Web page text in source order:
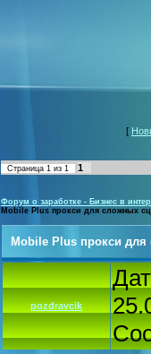
[
Страница 1 из 1 1
Форум о заработке - Бизнес в
Mobile Plus прокси для сложных
Mobile Plus прокси
pozdravcik